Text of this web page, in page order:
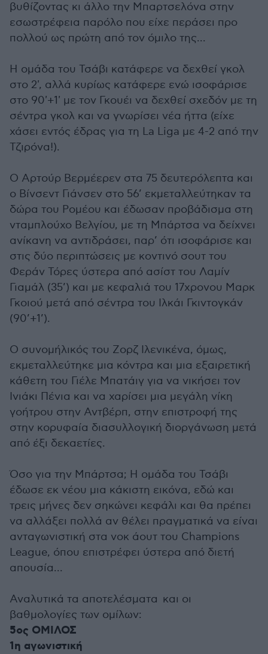
βυθίζοντας κι άλλο την Μπαρτσελόνα στην
εσωστρέφεια παρόλο που είχε περάσει προ
πολλού ως πρώτη από τον όμιλο της...
Η ομάδα του Τσάβι κατάφερε να δεχθεί γκολ
στο 2', αλλά κυρίως κατάφερε ενώ ισοφάρισε
στο 90'+1' με τον Γκουέι να δεχθεί σχεδόν με τη
σέντρα γκολ και να γνωρίσει νέα ήττα (είχε
χάσει εντός έδρας για τη La Liga με 4-2 από την
Τζιρόνα!).
Ο Αρτούρ Βερμέερεν στα 75 δευτερόλεπτα και
ο Βίνσεντ Γιάνσεν στο 56’ εκμεταλλεύτηκαν τα
δώρα του Ρομέου και έδωσαν προβάδισμα στη
νταμπλούχο Βελγίου, με τη Μπάρτσα να δείχνει
ανίκανη να αντιδράσει, παρ’ ότι ισοφάρισε και
στις δύο περιπτώσεις με κοντινό σουτ του
Φεράν Τόρες ύστερα από ασίστ του Λαμίν
Γιαμάλ (35’) και με κεφαλιά του 17χρονου Μαρκ
Γκοιού μετά από σέντρα του Ιλκάι Γκιντογκάν
(90’+1’).
Ο συνομήλικός του Ζορζ Ιλενικένα, όμως,
εκμεταλλεύτηκε μια κόντρα και μια εξαιρετική
κάθετη του Γιέλε Μπατάιγ για να νικήσει τον
Ινιάκι Πένια και να χαρίσει μια μεγάλη νίκη
γοήτρου στην Αντβέρπ, στην επιστροφή της
στην κορυφαία διασυλλογική διοργάνωση μετά
από έξι δεκαετίες.
Όσο για την Μπάρτσα; Η ομάδα του Τσάβι
έδωσε εκ νέου μια κάκιστη εικόνα, εδώ και
τρεις μήνες δεν σηκώνει κεφάλι και θα πρέπει
να αλλάξει πολλά αν θέλει πραγματικά να είναι
ανταγωνιστική στα νοκ άουτ του Champions
League, όπου επιστρέφει ύστερα από διετή
απουσία...
Αναλυτικά τα αποτελέσματα και οι
βαθμολογίες των ομίλων:
5ος ΟΜΙΛΟΣ
1η αγωνιστική